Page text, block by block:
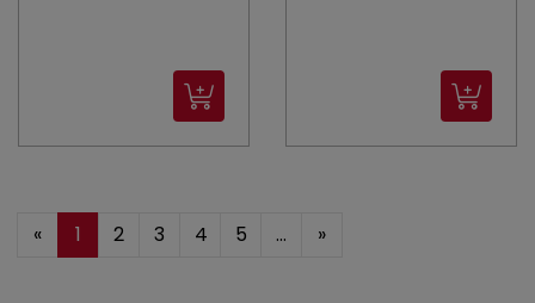
« 1 2 3 4 5 ... »